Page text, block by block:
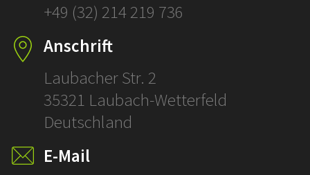
+49 (32) 214 219 736
Anschrift
Laubacher Str. 2
35321 Laubach-Wetterfeld
Deutschland
E-Mail